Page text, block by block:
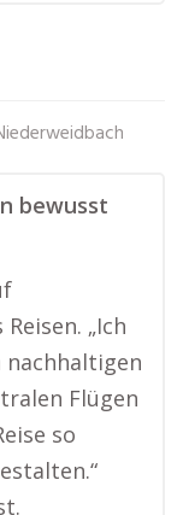
bewusst
„Ich
Flügen
so